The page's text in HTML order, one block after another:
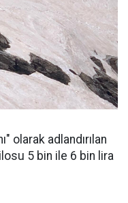
olarak adlandırılan
5 bin ile 6 bin lira